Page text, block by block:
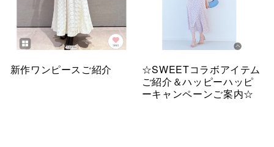
新作ワンピースご紹介
☆SWEETコラボアイテム
ご紹介＆ハッピーハッピ
ーキャンペーンご案内☆